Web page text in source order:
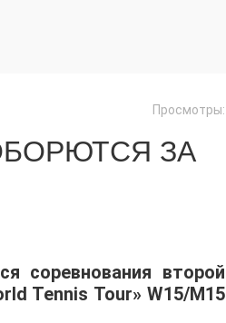
Просмотры:
ЗА
соревнования второй
Tennis Tour» W15/M15